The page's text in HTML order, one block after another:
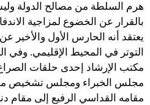
هرم السلطة من مصالح الدولة
بالقرار عن الخضوع لمزاجية
يعتقد أنه الحارس الأول
التوتر في المحيط الإقليمي. وفي
مكتب الإرشاد إحدى حلقات
مجلس الخبراء ومجلس تشخيص
مقامه القداسي الرفيع إلى مقام